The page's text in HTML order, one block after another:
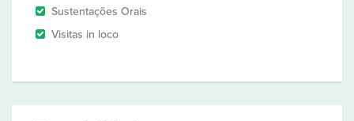
Sustentações Orais
Visitas in loco